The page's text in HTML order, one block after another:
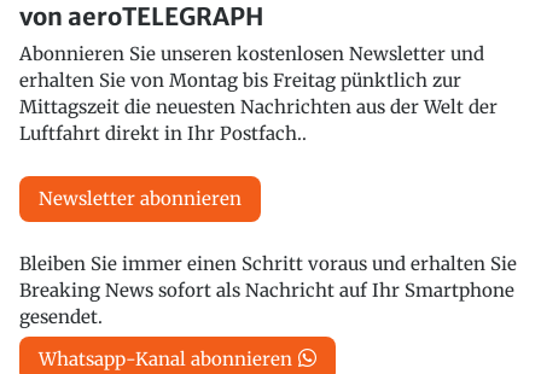
von aeroTELEGRAPH
Abonnieren Sie unseren kostenlosen Newsletter und
erhalten Sie von Montag bis Freitag pünktlich zur
Mittagszeit die neuesten Nachrichten aus der Welt der
Luftfahrt direkt in Ihr Postfach..
Newsletter abonnieren
Bleiben Sie immer einen Schritt voraus und erhalten Sie
Breaking News sofort als Nachricht auf Ihr Smartphone
gesendet.
Whatsapp-Kanal abonnieren